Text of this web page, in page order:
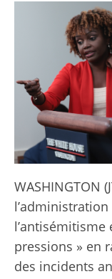
WASHINGTON
l’antisémitisme
pressions » en
des incidents